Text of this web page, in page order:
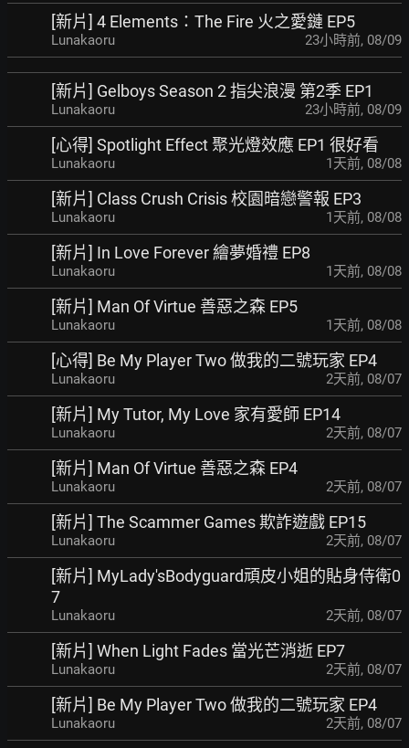
[新片] 4 Elements：The Fire 火之愛鏈 EP5
Lunakaoru 23小時前, 08/09
[新片] Gelboys Season 2 指尖浪漫 第2季 EP1
Lunakaoru 23小時前, 08/09
[心得] Spotlight Effect 聚光燈效應 EP1 很好看
Lunakaoru 1天前, 08/08
[新片] Class Crush Crisis 校園暗戀警報 EP3
Lunakaoru 1天前, 08/08
[新片] In Love Forever 繪夢婚禮 EP8
Lunakaoru 1天前, 08/08
[新片] Man Of Virtue 善惡之森 EP5
Lunakaoru 1天前, 08/08
[心得] Be My Player Two 做我的二號玩家 EP4
Lunakaoru 2天前, 08/07
[新片] My Tutor, My Love 家有愛師 EP14
Lunakaoru 2天前, 08/07
[新片] Man Of Virtue 善惡之森 EP4
Lunakaoru 2天前, 08/07
[新片] The Scammer Games 欺詐遊戲 EP15
Lunakaoru 2天前, 08/07
[新片] MyLady'sBodyguard頑皮小姐的貼身侍衛0
7
Lunakaoru 2天前, 08/07
[新片] When Light Fades 當光芒消逝 EP7
Lunakaoru 2天前, 08/07
[新片] Be My Player Two 做我的二號玩家 EP4
Lunakaoru 2天前, 08/07